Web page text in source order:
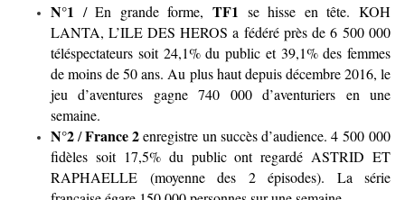
N°1 / En grande forme, TF1 se hisse en tête. KOH
LANTA, L’ILE DES HEROS a fédéré près de 6 500 000
téléspectateurs soit 24,1% du public et 39,1% des femmes
de moins de 50 ans. Au plus haut depuis décembre 2016, le
jeu d’aventures gagne 740 000 d’aventuriers en une
semaine.
N°2/France 2enregistre un succès d’audience. 4 500 000
fidèles soit 17,5% du public ont regardé ASTRID ET
RAPHAELLE (moyenne des 2 épisodes). La série